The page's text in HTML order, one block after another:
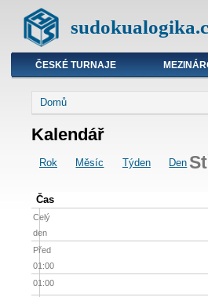
ČESKÉ TURNAJE
Domů
Kalendář
Rok Měsíc Týden Den
Čas
Celý
den
Před
01:00
01:00